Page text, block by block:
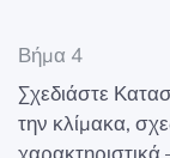
Βήμα 4
Σχεδιάστε
την κλίμακα,